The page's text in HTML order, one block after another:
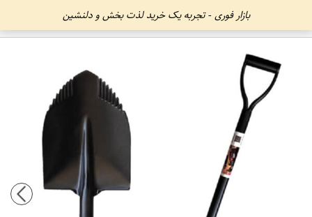
بازار فوری - تجربه یک خرید لذت بخش و دلنشین